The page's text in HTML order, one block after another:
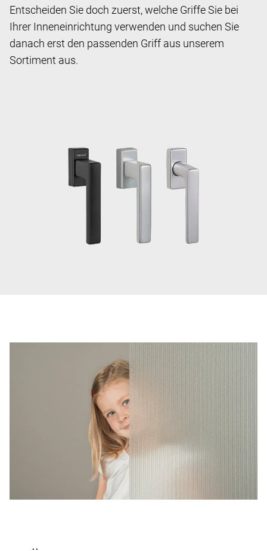
Entscheiden Sie doch zuerst, welche Griffe Sie bei
Ihrer Inneneinrichtung verwenden und suchen Sie
danach erst den passenden Griff aus unserem
Sortiment aus.